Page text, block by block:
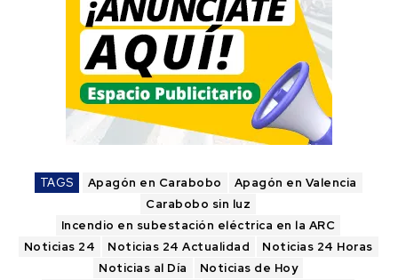
TAGS Apagón en Carabobo
Apagón en Valencia
Carabobo sin luz
Incendio en subestación eléctrica en la ARC
Noticias 24
Noticias 24 Actualidad
Noticias 24 Horas
Noticias al Día
Noticias de Hoy